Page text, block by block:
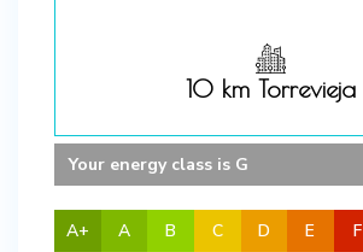
10 km Torrevieja
A+ A B C D E F
Your energy class is G